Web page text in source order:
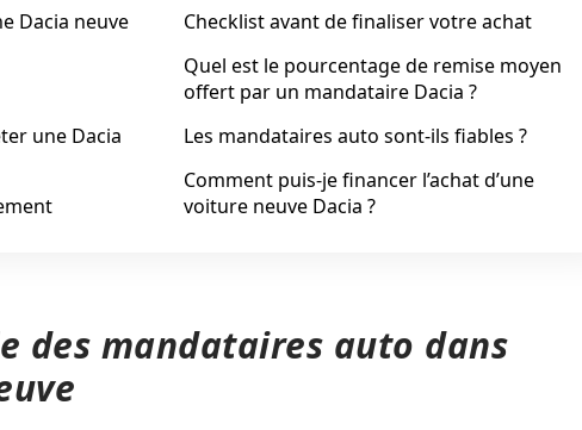
Dacia neuve
une Dacia
Checklist avant de finaliser votre achat
Quel est le pourcentage de remise moyen
offert par un mandataire Dacia ?
Les mandataires auto sont-ils fiables ?
Comment puis-je financer l’achat d’une
voiture neuve Dacia ?
des mandataires auto dans